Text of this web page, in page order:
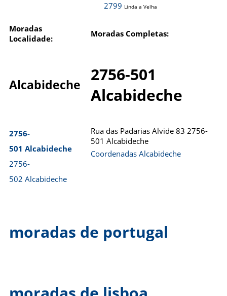
2799 Linda a Velha
Moradas
Localidade:
Moradas Completas:
Alcabideche
2756-501
Alcabideche
2756-
501 Alcabideche
2756-
502 Alcabideche
Rua das Padarias Alvide 83 2756-
501 Alcabideche
Coordenadas Alcabideche
moradas de portugal